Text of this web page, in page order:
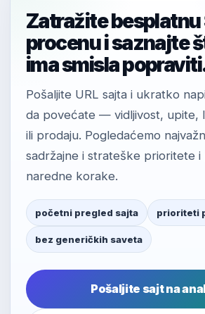
Zatražite besplatnu
procenu i saznajte
ima smisla
Pošaljite URL sajta i ukratko
da povećate — vidljivost, upite,
ili prodaju. Pogledaćemo
sadržajne i strateške prioritete i
naredne korake.
početni pregled sajta prioriteti
bez generičkih saveta
Pošaljite sajt na